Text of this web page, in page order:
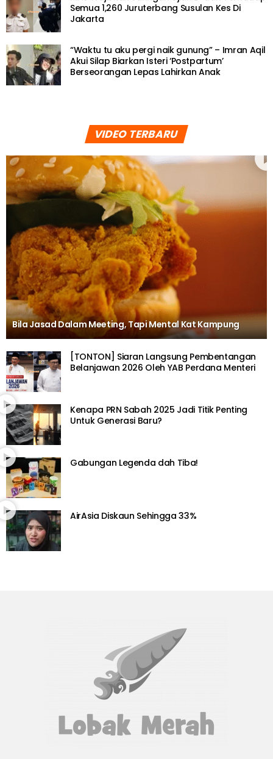
Semua 1,260 Juruterbang Susulan Kes Di
Jakarta
“Waktu tu aku pergi naik gunung” – Imran Aqil
Akui Silap Biarkan Isteri ‘Postpartum’
Berseorangan Lepas Lahirkan Anak
VIDEO TERBARU
Bila Jasad Dalam Meeting, Tapi Mental Kat Kampung
[TONTON] Siaran Langsung Pembentangan
Belanjawan 2026 Oleh YAB Perdana Menteri
Kenapa PRN Sabah 2025 Jadi Titik Penting
Untuk Generasi Baru?
Gabungan Legenda dah Tiba!
AirAsia Diskaun Sehingga 33%